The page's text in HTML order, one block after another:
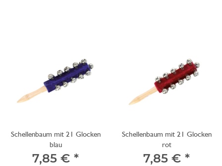
Schellenbaum mit 21 Glocken
blau
7,85 € *
Schellenbaum mit 21 Glocken
rot
7,85 € *